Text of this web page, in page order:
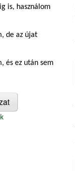
is, használom
de az újat
és ez után sem